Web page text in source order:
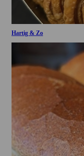
Hartig & Zo